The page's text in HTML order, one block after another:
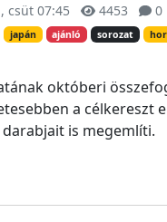
csüt 07:45 4453 0
japán ajánló sorozat
októberi
a célkereszt
is megemlíti.